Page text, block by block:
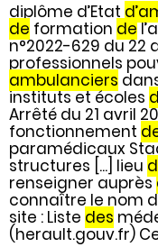
diplôme d’Etat
de formation de
n°2022-629 du 22
professionnels
ambulanciers
instituts et écoles
Arrêté du 21 avril
fonctionnement
paramédicaux
structures [...] lieu
renseigner auprès
connaître le nom
site : Liste des
(herault.gouv.fr)